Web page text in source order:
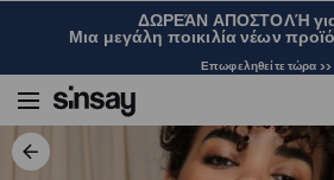
ΔΩΡΕΆΝ ΑΠΟΣΤΟΛΉ
Μια μεγάλη ποικιλία νέων
Επωφεληθείτε τώρα >>